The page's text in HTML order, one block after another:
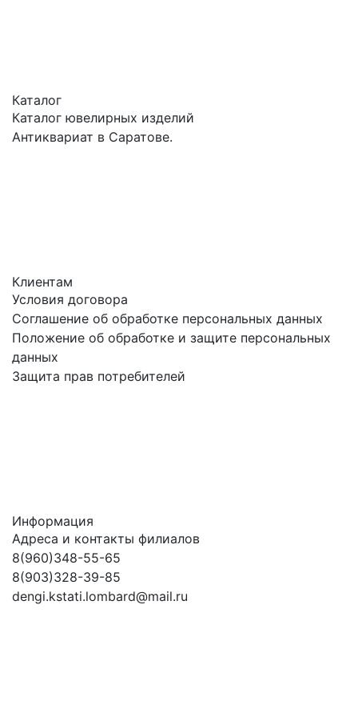
Каталог
Каталог ювелирных изделий
Антиквариат в Саратове.
Клиентам
Условия договора
Соглашение об обработке персональных данных
Положение об обработке и защите персональных
данных
Защита прав потребителей
Информация
Адреса и контакты филиалов
8(960)348-55-65
8(903)328-39-85
dengi.kstati.lombard@mail.ru